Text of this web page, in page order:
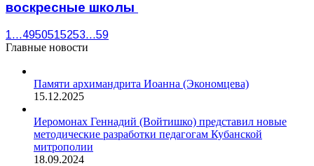
воскресные школы
1…4950515253…59
Главные новости
Памяти архимандрита Иоанна (Экономцева)
15.12.2025
Иеромонах Геннадий (Войтишко) представил новые
методические разработки педагогам Кубанской
митрополии
18.09.2024